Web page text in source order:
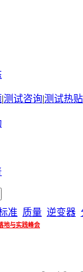
|测试咨询|测试热贴
准 质量 逆变器
地与实践峰会